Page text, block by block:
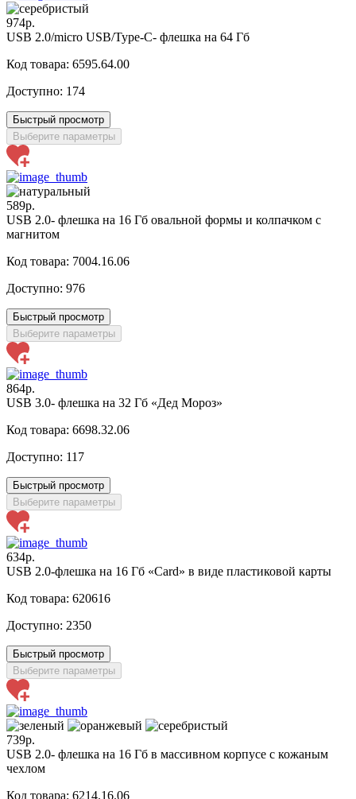
974р.
USB 2.0/micro USB/Type-C- флешка на 64 Гб
Код товара: 6595.64.00
Доступно: 174
Быстрый просмотр
Выберите параметры
589р.
USB 2.0- флешка на 16 Гб овальной формы и колпачком с
магнитом
Код товара: 7004.16.06
Доступно: 976
Быстрый просмотр
Выберите параметры
864р.
USB 3.0- флешка на 32 Гб «Дед Мороз»
Код товара: 6698.32.06
Доступно: 117
Быстрый просмотр
Выберите параметры
634р.
USB 2.0-флешка на 16 Гб «Card» в виде пластиковой карты
Код товара: 620616
Доступно: 2350
Быстрый просмотр
Выберите параметры
739р.
USB 2.0- флешка на 16 Гб в массивном корпусе с кожаным
чехлом
Код товара: 6214.16.06